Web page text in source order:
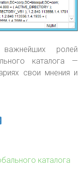
ролей
каталога —
свои мнения и
каталога